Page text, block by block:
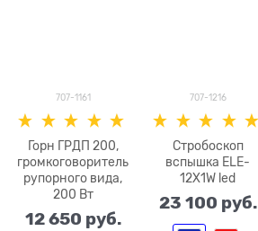
707-1161
Горн ГРДП 200,
громкоговоритель
рупорного вида,
200 Вт
12 650 руб.
707-1216
Стробоскоп
вспышка ELE-
12X1W led
23 100 руб.